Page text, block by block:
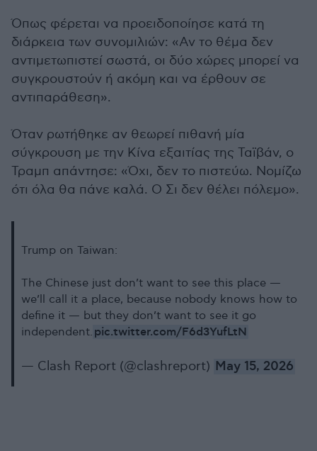
Όπως φέρεται να προειδοποίησε κατά τη
διάρκεια των συνομιλιών: «Αν το θέμα δεν
αντιμετωπιστεί σωστά, οι δύο χώρες μπορεί να
συγκρουστούν ή ακόμη και να έρθουν σε
αντιπαράθεση».
Όταν ρωτήθηκε αν θεωρεί πιθανή μία
σύγκρουση με την Κίνα εξαιτίας της Ταϊβάν, ο
Τραμπ απάντησε: «Όχι, δεν το πιστεύω. Νομίζω
ότι όλα θα πάνε καλά. Ο Σι δεν θέλει πόλεμο».
Trump on Taiwan:
The Chinese just don’t want to see this place —
we’ll call it a place, because nobody knows how to
define it — but they don’t want to see it go
independent. pic.twitter.com/F6d3YufLtN
— Clash Report (@clashreport) May 15, 2026